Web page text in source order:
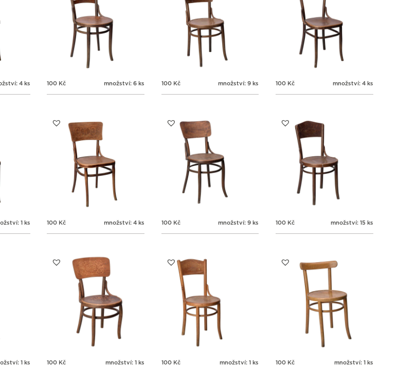
4 ks 100 Kč množství: 6 ks 100 Kč množství: 9 ks 100 Kč množství: 4 ks
1 ks 100 Kč množství: 4 ks 100 Kč množství: 9 ks 100 Kč množství: 15 ks
1 ks 100 Kč množství: 1 ks 100 Kč množství: 1 ks 100 Kč množství: 1 ks